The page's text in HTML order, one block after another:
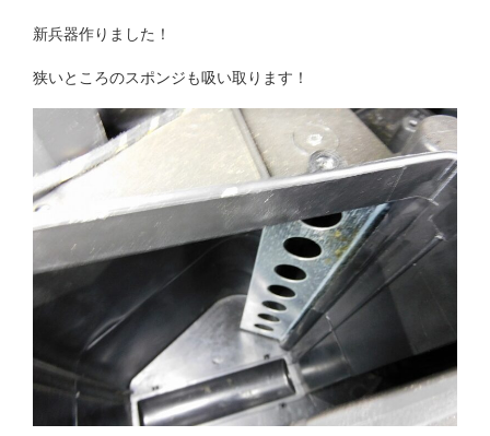
新兵器作りました！
狭いところのスポンジも吸い取ります！